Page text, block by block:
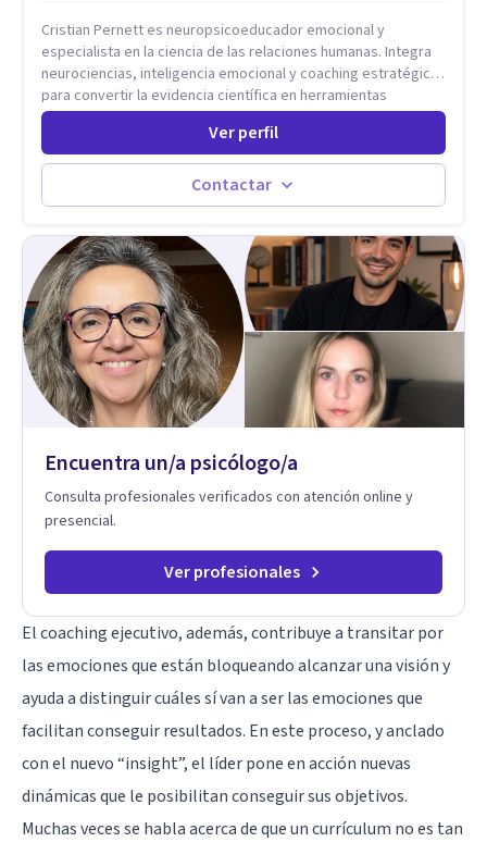
terapéuticos transformadores, cálidos y profundamente
humanos. Te acompaño a encontrar claridad, paz y propósito
en cada etapa de tu vida.
Cristian Pernett es neuropsicoeducador emocional y
especialista en la ciencia de las relaciones humanas. Integra
neurociencias, inteligencia emocional y coaching estratégico
para convertir la evidencia científica en herramientas
prácticas que mejoran la forma en que las personas viven,
aman, lideran y se comunican. Con más de 20 años de
experiencia, acompaña a personas, parejas y líderes en
procesos de desarrollo personal y profesional. Su trabajo se
centra en la regulación emocional, las relaciones de pareja, la
metodología combina psicología contemporánea,
neurociencias y estrategias de cambio basadas en evidencia
para fortalecer la autoestima, desarrollar habilidades
socioemocionales y promover cambios sostenibles. Como
divulgador científico, acerca la psicología y las neurociencias
a la vida cotidiana mediante contenidos claros, rigurosos y
aplicables, con el propósito de impulsar un bienestar integral.
Ver perfil
Contactar
Encuentra un/a psicólogo/a
Consulta profesionales verificados con atención online y
presencial.
Ver profesionales
El coaching ejecutivo, además, contribuye a transitar por
las emociones que están bloqueando alcanzar una visión y
ayuda a distinguir cuáles sí van a ser las emociones que
facilitan conseguir resultados. En este proceso, y anclado
con el nuevo “insight”, el líder pone en acción nuevas
dinámicas que le posibilitan conseguir sus objetivos.
Muchas veces se habla acerca de que un currículum no es tan